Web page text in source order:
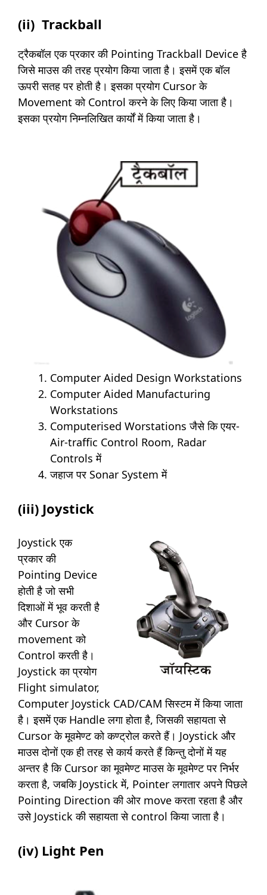
(ii) Trackball
ट्रैकबॉल एक प्रकार की Pointing Trackball Device है
जिसे माउस की तरह प्रयोग किया जाता है। इसमें एक बॉल
ऊपरी सतह पर होती है। इसका प्रयोग Cursor के
Movement को Control करने के लिए किया जाता है।
इसका प्रयोग निम्नलिखित कार्यों में किया जाता है।
Computer Aided Design Workstations
Computer Aided Manufacturing
Workstations
Computerised Worstations जैसे कि एयर-
Air-traffic Control Room, Radar
Controls में
जहाज पर Sonar System में
(iii) Joystick
Joystick एक
प्रकार की
Pointing Device
होती है जो सभी
दिशाओं में भूव करती है
और Cursor के
movement को
Control करती है।
Joystick का प्रयोग
Flight simulator,
Computer Joystick CAD/CAM सिस्टम में किया जाता
है। इसमें एक Handle लगा होता है, जिसकी सहायता से
Cursor के मूवमेण्ट को कण्ट्रोल करते हैं। Joystick और
माउस दोनों एक ही तरह से कार्य करते हैं किन्तु दोनों में यह
अन्तर है कि Cursor का मूवमेण्ट माउस के मूवमेण्ट पर निर्भर
करता है, जबकि Joystick में, Pointer लगातार अपने पिछले
Pointing Direction की ओर move करता रहता है और
उसे Joystick की सहायता से control किया जाता है।
(iv) Light Pen